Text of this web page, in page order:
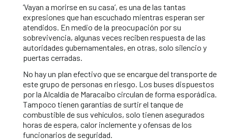
‘Vayan a morirse en su casa’, es una de las tantas
expresiones que han escuchado mientras esperan ser
atendidos. En medio de la preocupación por su
sobrevivencia, algunas veces reciben respuesta de las
autoridades gubernamentales, en otras, solo silencio y
puertas cerradas.
No hay un plan efectivo que se encargue del transporte de
este grupo de personas en riesgo. Los buses dispuestos
por la Alcaldía de Maracaibo circulan de forma esporádica.
Tampoco tienen garantías de surtir el tanque de
combustible de sus vehículos, solo tienen asegurados
horas de espera, calor inclemente y ofensas de los
funcionarios de seguridad.